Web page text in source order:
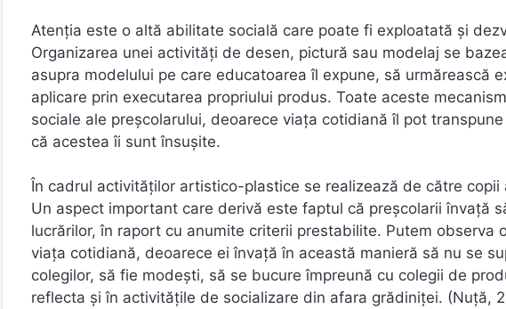
Atenția este o altă abilitate socială care poate fi exploatată și
Organizarea unei activități de desen, pictură sau modelaj se
asupra modelului pe care educatoarea îl expune, să urmărească
aplicare prin executarea propriului produs. Toate aceste
sociale ale preșcolarului, deoarece viața cotidiană îl pot
că acestea îi sunt însușite.
În cadrul activităților artistico-plastice se realizează de către
Un aspect important care derivă este faptul că preșcolarii învață
lucrărilor, în raport cu anumite criterii prestabilite. Putem observa
viața cotidiană, deoarece ei învață în această manieră să nu se
colegilor, să fie modești, să se bucure împreună cu colegii de
reflecta și în activitățile de socializare din afara grădiniței. (Nuță,